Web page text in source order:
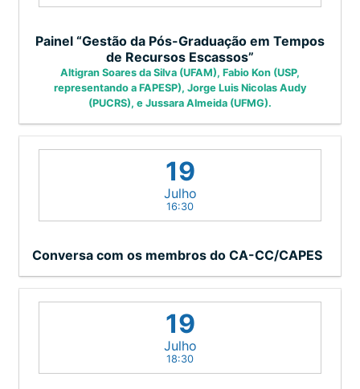
Painel “Gestão da Pós-Graduação em Tempos
de Recursos Escassos”
Altigran Soares da Silva (UFAM), Fabio Kon (USP,
representando a FAPESP), Jorge Luis Nicolas Audy
(PUCRS), e Jussara Almeida (UFMG).
Conversa com os membros do CA-CC/CAPES
19
Julho
16:30
19
Julho
18:30